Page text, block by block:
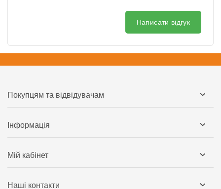
Написати відгук
Покупцям та відвідувачам
Інформація
Мій кабінет
Наші контакти